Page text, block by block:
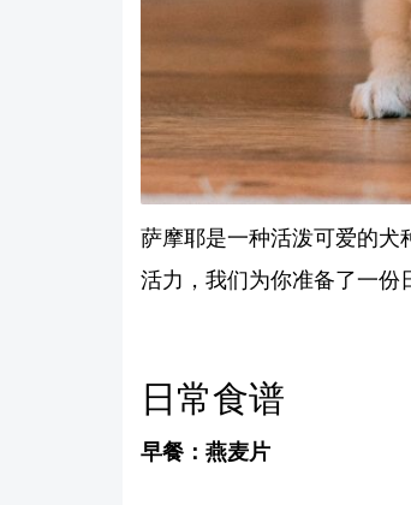
萨摩耶是一种活泼可爱的犬
活力，我们为你准备了一份
日常食谱
早餐：燕麦片